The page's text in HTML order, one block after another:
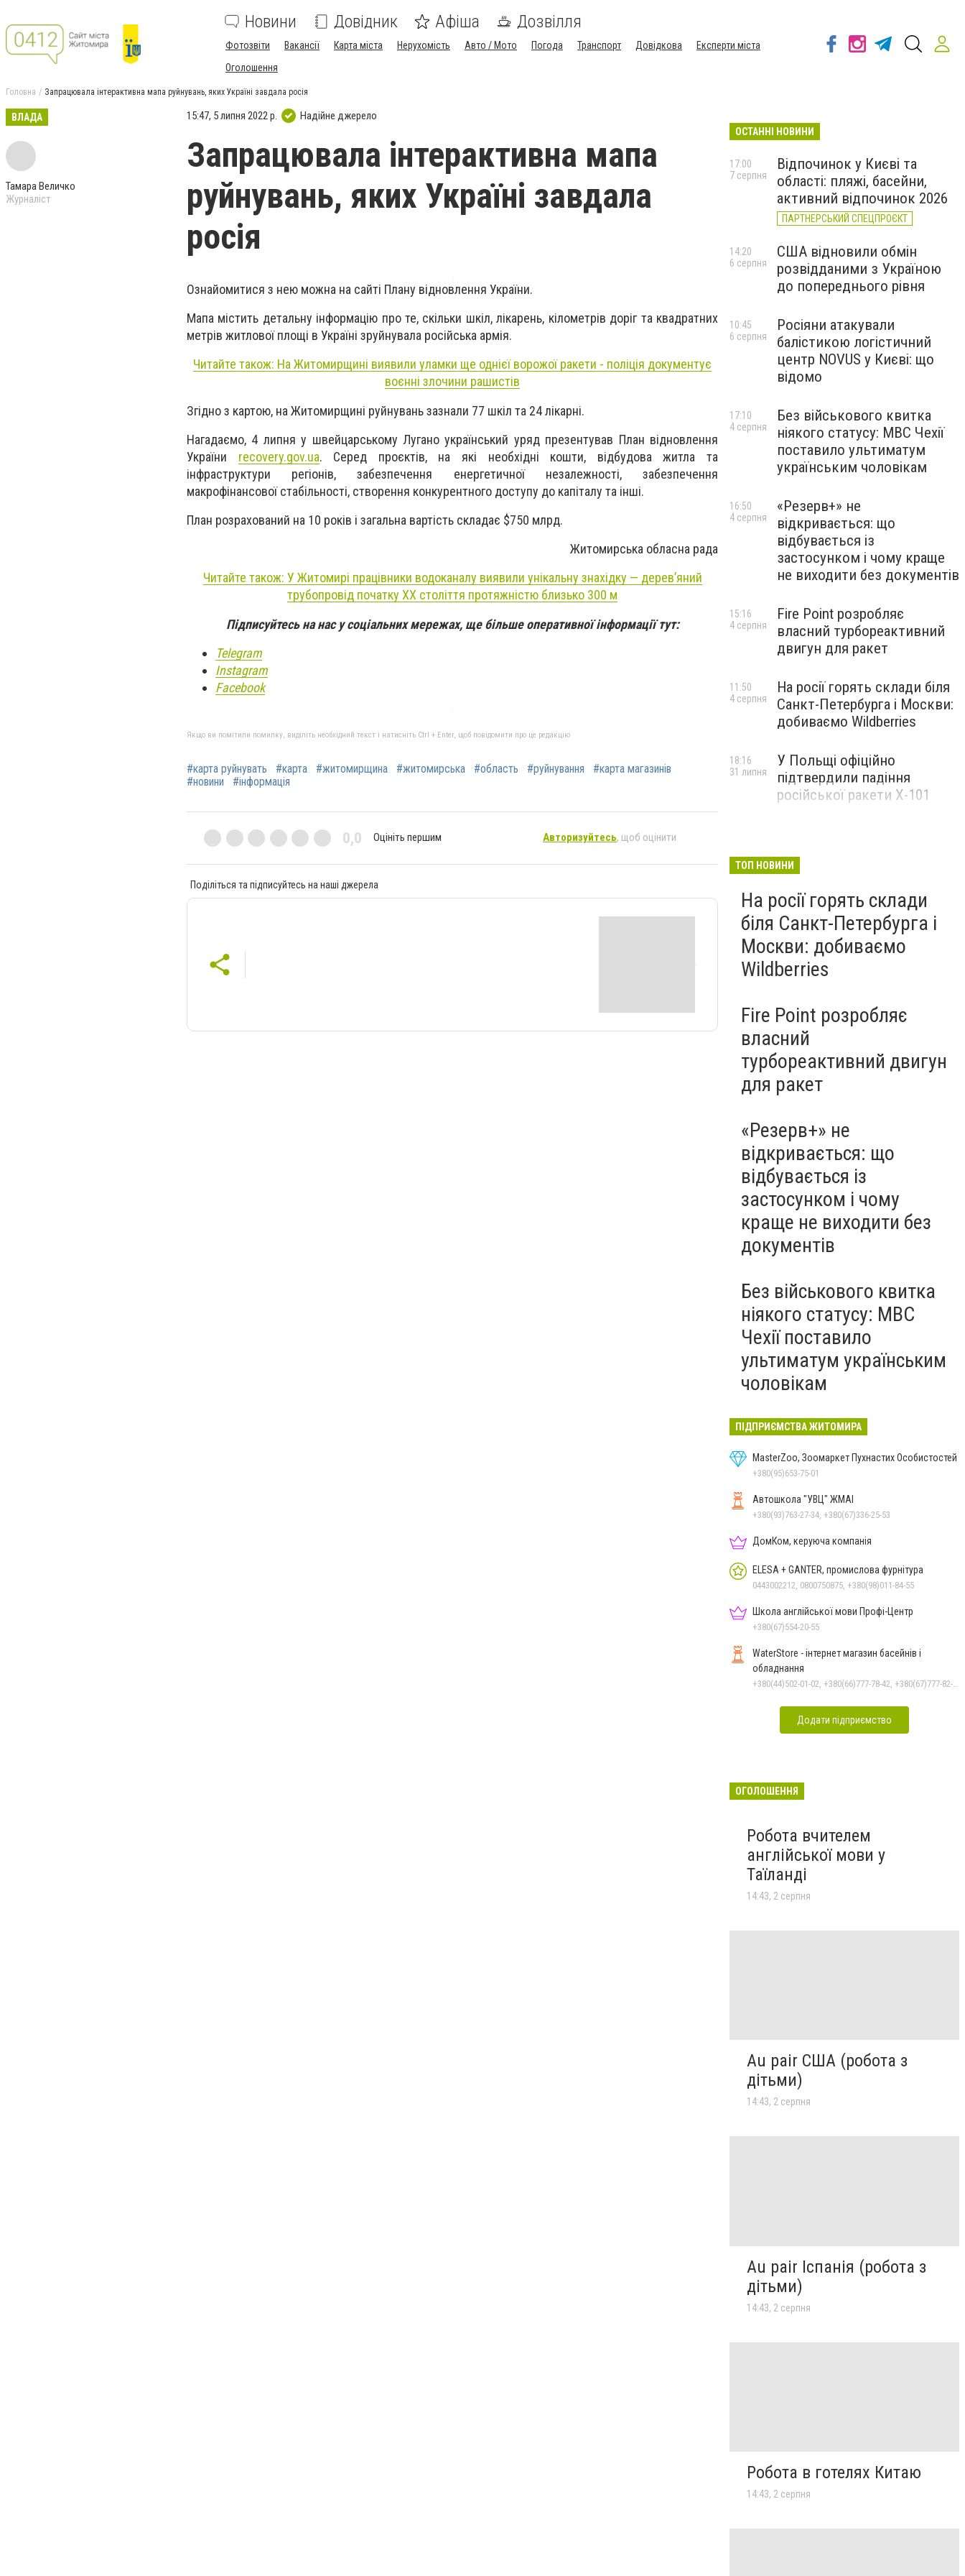
Новини Довідник Афіша Дозвілля
Фотозвіти Вакансії Карта міста Нерухомість Авто / Мото Погода Транспорт Довідкова
Експерти міста
Оголошення
Головна Запрацювала інтерактивна мапа руйнувань, яких Україні завдала росія
ВЛАДА
Тамара Величко
Журналіст
15:47, 5 липня 2022 р. Надійне джерело
Запрацювала інтерактивна мапа
руйнувань, яких Україні завдала
росія
Ознайомитися з нею можна на сайті Плану відновлення України.
Мапа містить детальну інформацію про те, скільки шкіл, лікарень, кілометрів доріг та квадратних
метрів житлової площі в Україні зруйнувала російська армія.
Читайте також: На Житомирщині виявили уламки ще однієї ворожої ракети - поліція документує
воєнні злочини рашистів
Згідно з картою, на Житомирщині руйнувань зазнали 77 шкіл та 24 лікарні.
Нагадаємо, 4 липня у швейцарському Лугано український уряд презентував План відновлення
України recovery.gov.ua. Серед проєктів, на які необхідні кошти, відбудова житла та
інфраструктури регіонів, забезпечення енергетичної незалежності, забезпечення
макрофінансової стабільності, створення конкурентного доступу до капіталу та інші.
План розрахований на 10 років і загальна вартість складає $750 млрд.
Житомирська обласна рада
Читайте також: У Житомирі працівники водоканалу виявили унікальну знахідку — дерев’яний
трубопровід початку ХХ століття протяжністю близько 300 м
Підписуйтесь на нас у соціальних мережах, ще більше оперативної інформації тут:
Telegram
Instagram
Facebook
Якщо ви помітили помилку, виділіть необхідний текст і натисніть Ctrl + Enter, щоб повідомити про це редакцію
#карта руйнувать #карта #житомирщина #житомирська #область #руйнування
#карта магазинів
#новини
#інформація
0,0 Оцініть першим Авторизуйтесь, щоб оцінити
Поділіться та підписуйтесь на наші джерела
ОСТАННІ НОВИНИ
Відпочинок у Києві та
області: пляжі, басейни,
активний відпочинок 2026
ПАРТНЕРСЬКИЙ СПЕЦПРОЄКТ
17:00
7 серпня
США відновили обмін
розвідданими з Україною
до попереднього рівня
14:20
6 серпня
Росіяни атакували
балістикою логістичний
центр NOVUS у Києві: що
відомо
10:45
6 серпня
Без військового квитка
ніякого статусу: МВС Чехії
поставило ультиматум
українським чоловікам
17:10
4 серпня
«Резерв+» не
відкривається: що
відбувається із
застосунком і чому краще
не виходити без документів
16:50
4 серпня
Fire Point розробляє
власний турбореактивний
двигун для ракет
15:16
4 серпня
На росії горять склади біля
Санкт-Петербурга і Москви:
добиваємо Wildberries
11:50
4 серпня
У Польщі офіційно
підтвердили падіння
російської ракети Х-101
18:16
31 липня
ТОП НОВИНИ
На росії горять склади
біля Санкт-Петербурга і
Москви: добиваємо
Wildberries
Fire Point розробляє
власний
турбореактивний двигун
для ракет
«Резерв+» не
відкривається: що
відбувається із
застосунком і чому
краще не виходити без
документів
Без військового квитка
ніякого статусу: МВС
Чехії поставило
ультиматум українським
чоловікам
ПІДПРИЄМСТВА ЖИТОМИРА
MasterZoo, Зоомаркет Пухнастих Особистостей
+380(95)653-75-01
Автошкола "УВЦ" ЖМАІ
+380(93)763-27-34, +380(67)336-25-53
ДомКом, керуюча компанія
ELESA + GANTER, промислова фурнітура
0443002212, 0800750875, +380(98)011-84-55
Школа англійської мови Профі-Центр
+380(67)554-20-55
WaterStore - інтернет магазин басейнів і
обладнання
+380(44)502-01-02, +380(66)777-78-42, +380(67)777-82-19, +380(67)890-80-80, +380(73)890-80-80, +380(44)502-01-03
Додати підприємство
ОГОЛОШЕННЯ
Робота вчителем
англійської мови у
Таїланді
14:43, 2 серпня
Au pair США (робота з
дітьми)
14:43, 2 серпня
Au pair Іспанія (робота з
дітьми)
14:43, 2 серпня
Робота в готелях Китаю
14:43, 2 серпня